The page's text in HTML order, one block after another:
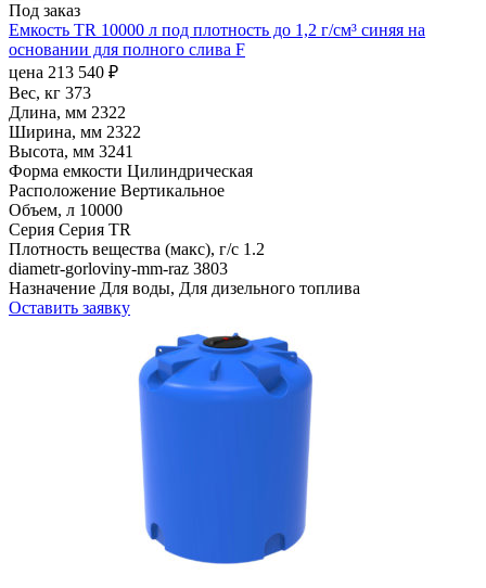
Под заказ
Емкость TR 10000 л под плотность до 1,2 г/см³ синяя на
основании для полного слива F
цена 213 540 ₽
Вес, кг 373
Длина, мм 2322
Ширина, мм 2322
Высота, мм 3241
Форма емкости Цилиндрическая
Расположение Вертикальное
Объем, л 10000
Серия Серия TR
Плотность вещества (макс), г/с 1.2
diametr-gorloviny-mm-raz 3803
Назначение Для воды, Для дизельного топлива
Оставить заявку